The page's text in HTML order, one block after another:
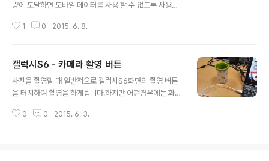
량에 도달하면 모바일 데이터를 사용 할 수 없도록 사용한
나 앱스에서 설정을 터치합니다. 2.설정화면에서 데이터
데이터 사용 한도 설정을 활성화시키면 아래의 메시지가
표시됩니다. 내용을 확인하고 확인을 터치합니다. 5.모바
일 데이터 사용 한도 설정을 활성화하면, 아래의 이미지에
한도 라인(오랜지색)의 데이터량에 도달하면 데이터 연결
1 0 2015. 6. 8.
갤럭시S6 - 카메라 촬영 버튼
사진을 촬영할 때 일반적으로 갤럭시S6화면의 촬영 버튼
을 터치하여 촬영을 하게됩니다.하지만 어떤경우에는 화면
영장에서 방수팩에 갤럭시S6를 넣고 물속에서 촬영을 할
0 0 2015. 6. 3.